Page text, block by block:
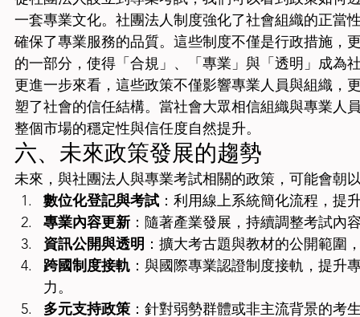
一套專業文化。社團法人制度強化了社會組織的正當
確保了專業服務的品質。這些制度不僅是行政措施，
的一部分，使得「合規」、「專業」與「透明」成為
更進一步來看，這些政策不僅影響專業人員與組織，
塑了社會的信任結構。當社會大眾相信組織與專業人
整個市場的穩定性與信任度自然提升。
六、未來政策發展的趨勢
未來，與社團法人與專業考試相關的政策，可能會朝
數位化登記與考試 ：利用線上系統簡化流程，提
專業內容更新 ：隨著產業發展，持續調整考試內
資訊公開與透明 ：擴大考古題與教材的公開範圍
跨國制度接軌 ：與國際專業認證制度接軌，提升
力。
多元支持政策 ：針對弱勢群體或非主流背景的考